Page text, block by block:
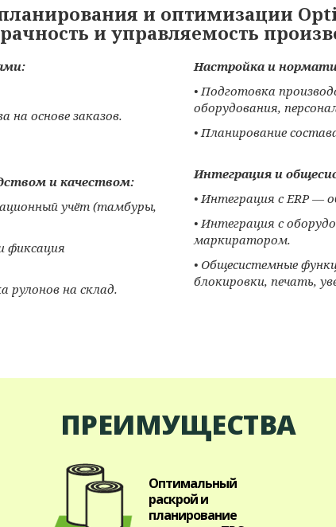
и оптимизации
и управляемость
на основе заказов.
и качеством:
учёт (тамбуры,
фиксация
рулонов на склад.
Настройка и
• Подготовка
оборудования,
• Планирование
Интеграция и
• Интеграция с ERP —
• Интеграция с
маркиратором.
• Общесистемные
блокировки, печать,
ПРЕИМУЩЕСТВА
Оптимальный
раскрой и
планирование